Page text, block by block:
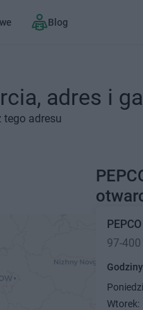
Blog
adres i
tego adresu
PEPCO
97-400
Wtorek: